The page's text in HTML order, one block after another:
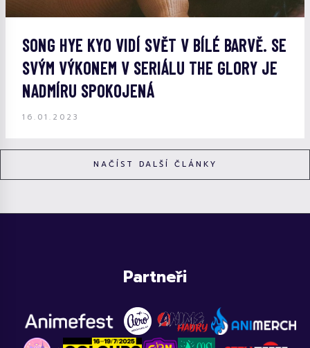
SONG HYE KYO VIDÍ SVĚT V BÍLÉ BARVĚ. SE
SVÝM VÝKONEM V SERIÁLU THE GLORY JE
NADMÍRU SPOKOJENÁ
16.01.2023
NAČÍST DALŠÍ ČLÁNKY
Partneři